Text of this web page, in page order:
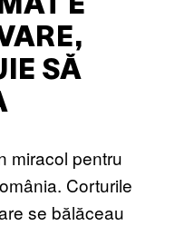
E
SĂ
miracol pentru
Corturile
se bălăceau